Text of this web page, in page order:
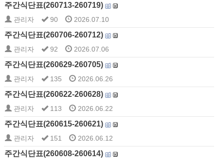
주간식단표(260713-260719)
관리자 90 2026.07.10
주간식단표(260706-260712)
관리자 92 2026.07.06
주간식단표(260629-260705)
관리자 135 2026.06.26
주간식단표(260622-260628)
관리자 113 2026.06.22
주간식단표(260615-260621)
관리자 151 2026.06.12
주간식단표(260608-260614)